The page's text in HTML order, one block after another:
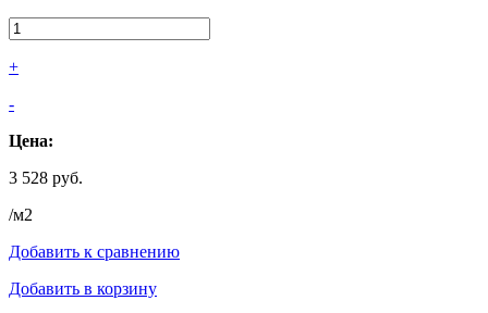
+
-
Цена:
3 528 руб.
/м2
Добавить к сравнению
Добавить в корзину